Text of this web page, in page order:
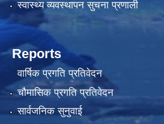
स्वास्थ्य व्यवस्थापन सुचना प्रणाली
Reports
वार्षिक प्रगति प्रतिवेदन
चौमासिक प्रगति प्रतिवेदन
सार्वजनिक सुनुवाई